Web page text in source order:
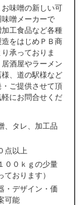
味噌の新しい可
噌メーカーで
工食品など各種
をはじめＰＢ商
承っておりま
酒屋やラーメン
、道の駅様など
ご提供させて頂
にお問合せくだ
、タレ、加工品
点以上
００ｋｇの少量
おります）
・デザイン・価
可能